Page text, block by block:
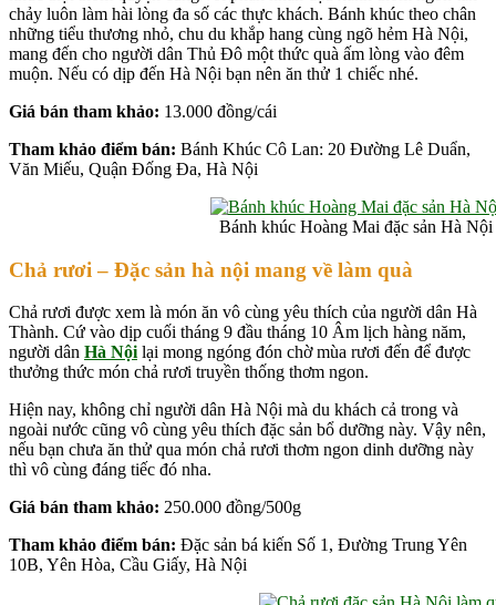
chảy luôn làm hài lòng đa số các thực khách. Bánh khúc theo chân
những tiểu thương nhỏ, chu du khắp hang cùng ngõ hẻm Hà Nội,
mang đến cho người dân Thủ Đô một thức quà ấm lòng vào đêm
muộn. Nếu có dịp đến Hà Nội bạn nên ăn thử 1 chiếc nhé.
Giá bán tham khảo: 13.000 đồng/cái
Tham khảo điểm bán: Bánh Khúc Cô Lan: 20 Đường Lê Duẩn,
Văn Miếu, Quận Đống Đa, Hà Nội
Bánh khúc Hoàng Mai đặc sản Hà Nội
Chả rươi – Đặc sản hà nội mang về làm quà
Chả rươi được xem là món ăn vô cùng yêu thích của người dân Hà
Thành. Cứ vào dịp cuối tháng 9 đầu tháng 10 Âm lịch hàng năm,
người dân Hà Nộilại mong ngóng đón chờ mùa rươi đến để được
thưởng thức món chả rươi truyền thống thơm ngon.
Hiện nay, không chỉ người dân Hà Nội mà du khách cả trong và
ngoài nước cũng vô cùng yêu thích đặc sản bổ dưỡng này. Vậy nên,
nếu bạn chưa ăn thử qua món chả rươi thơm ngon dinh dưỡng này
thì vô cùng đáng tiếc đó nha.
Giá bán tham khảo: 250.000 đồng/500g
Tham khảo điểm bán: Đặc sản bá kiến Số 1, Đường Trung Yên
10B, Yên Hòa, Cầu Giấy, Hà Nội